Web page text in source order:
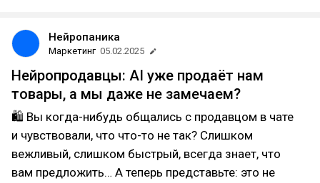
Нейропаника
Маркетинг 05.02.2025
Нейропродавцы: AI уже продаёт нам
товары, а мы даже не замечаем?
🛍 Вы когда-нибудь общались с продавцом в чате
и чувствовали, что что-то не так? Слишком
вежливый, слишком быстрый, всегда знает, что
вам предложить… А теперь представьте: это не